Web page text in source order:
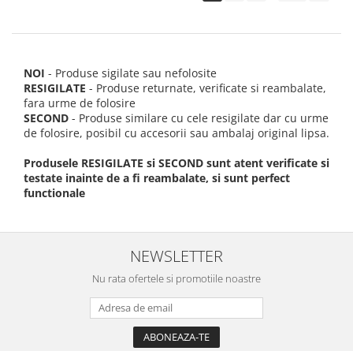
NOI - Produse sigilate sau nefolosite
RESIGILATE - Produse returnate, verificate si reambalate,
fara urme de folosire
SECOND - Produse similare cu cele resigilate dar cu urme
de folosire, posibil cu accesorii sau ambalaj original lipsa.
Produsele RESIGILATE si SECOND sunt atent verificate si
testate inainte de a fi reambalate, si sunt perfect
functionale
NEWSLETTER
Nu rata ofertele si promotiile noastre